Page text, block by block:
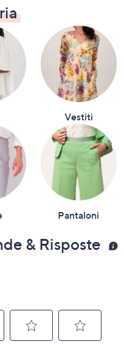
Vestiti
Pantaloni
& Risposte